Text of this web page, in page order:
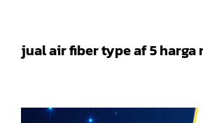
jual air fiber type af 5 harga